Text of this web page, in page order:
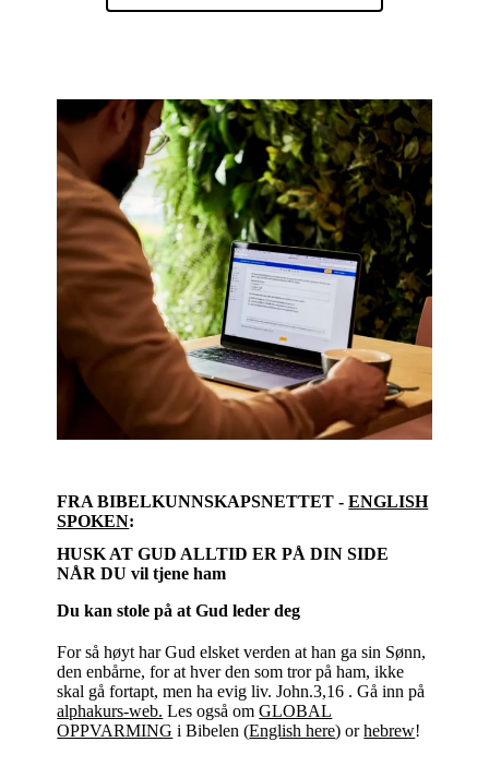
FRA BIBELKUNNSKAPSNETTET -ENGLISH
SPOKEN:
HUSK AT GUD ALLTID ER PÅ DIN SIDE
NÅR DU vil tjene ham
Du kan stole på at Gud leder deg
For så høyt har Gud elsket verden at han ga sin Sønn,
den enbårne, for at hver den som tror på ham, ikke
skal gå fortapt, men ha evig liv. John.3,16 . Gå inn på
alphakurs-web. Les også omGLOBAL
OPPVARMING i Bibelen (English here) orhebrew!